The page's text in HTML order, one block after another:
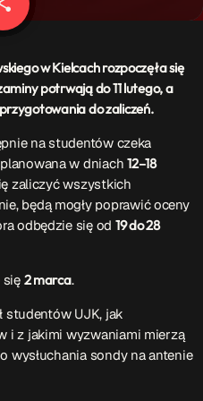
w Kielcach rozpoczęła się
potrwają do 11 lutego, a
do zaliczeń.
na studentów czeka
w dniach12–18
zaliczyć wszystkich
będą mogły poprawić oceny
odbędzie się od 19 do 28
się 2 marca.
studentów UJK, jak
i z jakimi wyzwaniami mierzą
wysłuchania sondy na antenie